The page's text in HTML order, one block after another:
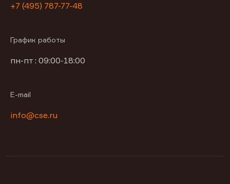
+7 (495) 787-77-48
График работы
пн-пт : 09:00-18:00
E-mail
info@cse.ru